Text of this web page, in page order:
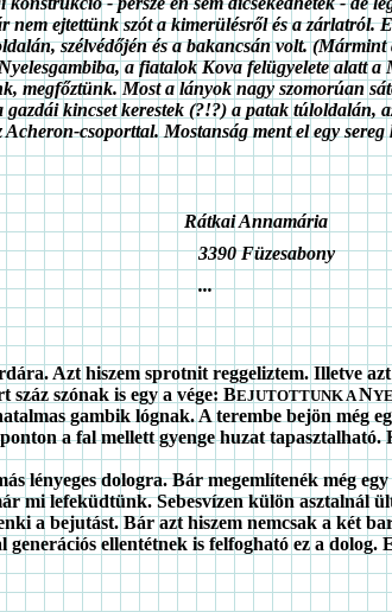
ejtettünk szót a kimerülésről és a zárlatról.
szélvédőjén és a bakancsán volt.
a fiatalok Kova felügyelete alatt
megfőztünk. Most a lányok nagy szomorúan
kincset kerestek (?!?) a patak
csoporttal. Mostanság ment el egy
Rátkai Annamária
3390 Füzesabony
...
Azt hiszem sprotnit reggeliztem. Illetve
száz szónak is egy a vége: BEJUTOTTUNK AN
gambik lógnak. A terembe bejön még
a fal mellett gyenge huzat
lényeges dologra. Bár megemlítenék még
mi lefeküdtünk. Sebesvízen külön asztalnál
a bejutást. Bár azt hiszem nemcsak a két
ellentétnek is felfogható ez a